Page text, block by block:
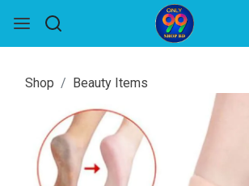
Shop Beauty Items